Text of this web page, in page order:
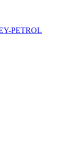
PETROL